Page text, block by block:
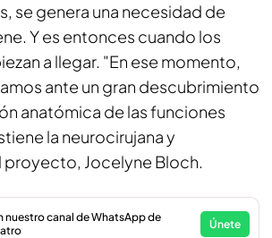
se genera una necesidad de
Y es entonces cuando los
a llegar. "En ese momento,
ante un gran descubrimiento
anatómica de las funciones
la neurocirujana y
Jocelyne Bloch.
nuestro canal de WhatsApp de
Únete